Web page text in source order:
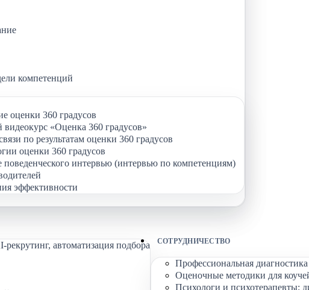
компетенций
оценки 360 градусов
«Оценка 360 градусов»
по результатам оценки 360 градусов
оценки 360 градусов
поведенческого интервью (интервью по компетенциям)
эффективности
автоматизация подбора
СОТРУДНИЧЕСТВО
Профессиональная
Оценочные методики для
Психологи и психотерапевты: